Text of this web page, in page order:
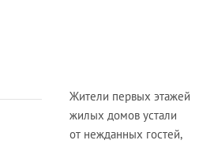
Жители первых этажей
жилых домов устали
от нежданных гостей,